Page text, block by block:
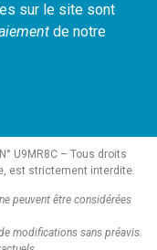
sur le site sont
de notre
U9MR8C – Tous droits
est strictement interdite.
peuvent être considérées
modifications sans préavis.